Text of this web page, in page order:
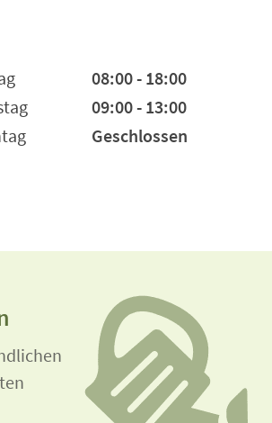
08:00 - 18:00
09:00 - 13:00
Geschlossen